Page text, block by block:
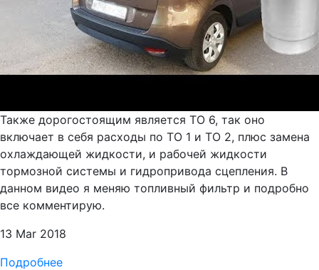
Также дорогостоящим является ТО 6, так оно
включает в себя расходы по ТО 1 и ТО 2, плюс замена
охлаждающей жидкости, и рабочей жидкости
тормозной системы и гидропривода сцепления. В
данном видео я меняю топливный фильтр и подробно
все комментирую.
13 Mar 2018
Подробнее